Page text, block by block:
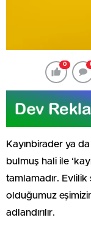
0
Kayınbirader ya
bulmuş hali ile
tamlamadır. Evlilik
olduğumuz
adlandırılır.